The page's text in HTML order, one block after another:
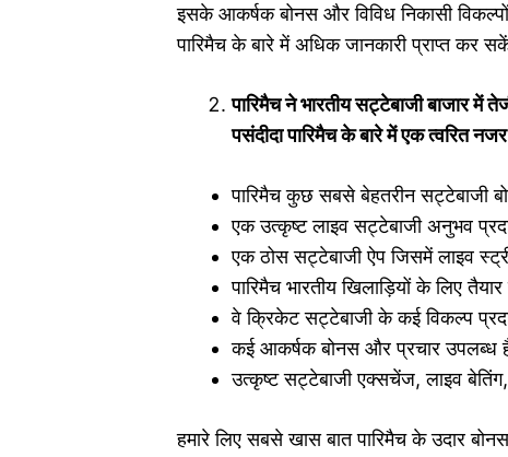
इसके आकर्षक बोनस और विविध निकासी विकल्पों
पारिमैच के बारे में अधिक जानकारी प्राप्त कर
पारिमैच ने भारतीय सट्टेबाजी बाजार में
पसंदीदा पारिमैच के बारे में एक त्वरित
पारिमैच कुछ सबसे बेहतरीन सट्टेबाजी
एक उत्कृष्ट लाइव सट्टेबाजी अनुभव
एक ठोस सट्टेबाजी ऐप जिसमें लाइव
पारिमैच भारतीय खिलाड़ियों के लिए
वे क्रिकेट सट्टेबाजी के कई विकल्प
कई आकर्षक बोनस और प्रचार उपलब्ध
उत्कृष्ट सट्टेबाजी एक्सचेंज, लाइव
हमारे लिए सबसे खास बात पारिमैच के उदार